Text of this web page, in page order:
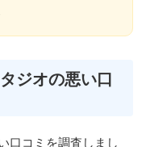
ジオの悪い口
口コミを調査しまし